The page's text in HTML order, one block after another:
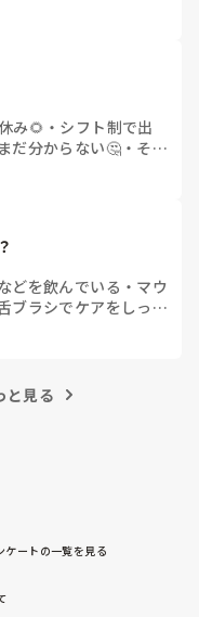
み🌻 ・ シフト制で出
まだ分からない🤔・ その
どを飲んでいる ・ マウ
ブラシでケアをしっか
)
と見る
ケートの一覧を見る